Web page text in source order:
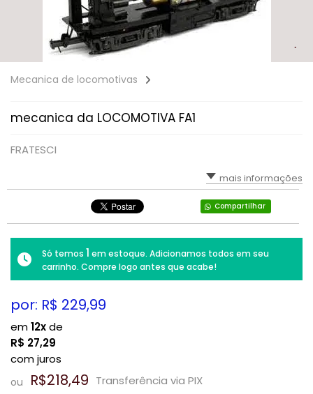
Mecanica de locomotivas
mecanica da LOCOMOTIVA FA1
FRATESCI
mais informações
Compartilhar
Só temos 1 em estoque. Adicionamos todos em seu
carrinho. Compre logo antes que acabe!
por: R$ 229,99
em12xde
R$ 27,29
com juros
ou R$218,49 Transferência via PIX